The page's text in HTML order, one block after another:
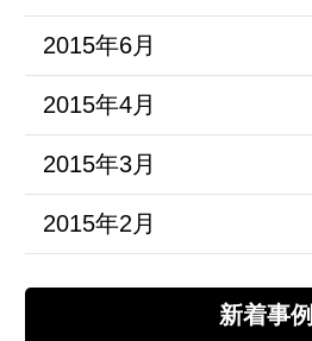
2015年6月
2015年4月
2015年3月
2015年2月
新着事例